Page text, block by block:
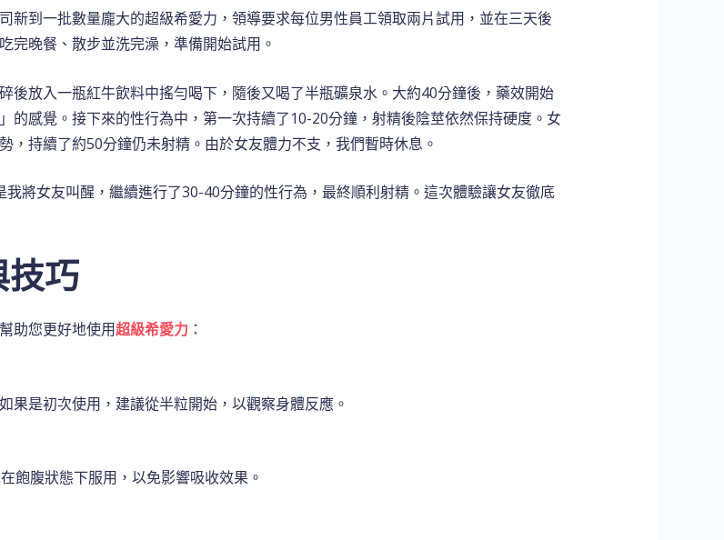
新到一批數量龐大的超級希愛力，領導要求每位男性員工領取兩片試用，並在三天後
完晚餐、散步並洗完澡，準備開始試用。
後放入一瓶紅牛飲料中搖勻喝下，隨後又喝了半瓶礦泉水。大約40分鐘後，藥效開始
的感覺。接下來的性行為中，第一次持續了10-20分鐘，射精後陰莖依然保持硬度。女
，持續了約50分鐘仍未射精。由於女友體力不支，我們暫時休息。
將女友叫醒，繼續進行了30-40分鐘的性行為，最終順利射精。這次體驗讓女友徹底
巧
助您更好地使用超級希愛力 ：
果是初次使用，建議從半粒開始，以觀察身體反應。
飽腹狀態下服用，以免影響吸收效果。